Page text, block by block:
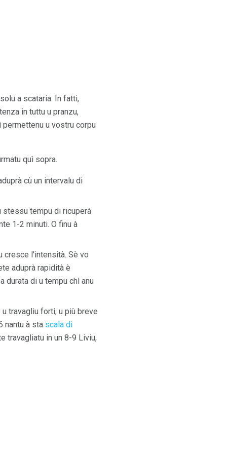
a scataria. In fatti,
in tuttu u pranzu,
u vostru corpu
quì sopra.
cù un intervalu di
stessu tempu di ricuperà
1-2 minuti. O finu à
cresce l'intensità. Sè vo
aduprà rapidità è
durata di u tempu chì anu
travagliu forti, u più breve
nantu à sta scala di
travagliatu in un 8-9 Liviu,